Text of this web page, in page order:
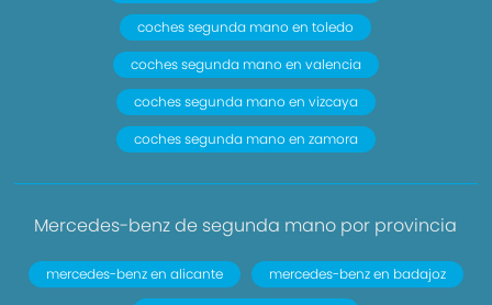
coches segunda mano en toledo
coches segunda mano en valencia
coches segunda mano en vizcaya
coches segunda mano en zamora
Mercedes-benz de segunda mano por provincia
mercedes-benz en alicante
mercedes-benz en badajoz